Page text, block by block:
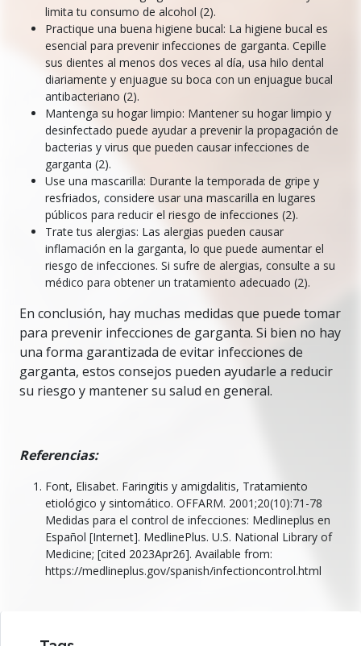
limita tu consumo de alcohol (2).
Practique una buena higiene bucal: La higiene bucal es
esencial para prevenir infecciones de garganta. Cepille
sus dientes al menos dos veces al día, usa hilo dental
diariamente y enjuague su boca con un enjuague bucal
antibacteriano (2).
Mantenga su hogar limpio: Mantener su hogar limpio y
desinfectado puede ayudar a prevenir la propagación de
bacterias y virus que pueden causar infecciones de
garganta (2).
Use una mascarilla: Durante la temporada de gripe y
resfriados, considere usar una mascarilla en lugares
públicos para reducir el riesgo de infecciones (2).
Trate tus alergias: Las alergias pueden causar
inflamación en la garganta, lo que puede aumentar el
riesgo de infecciones. Si sufre de alergias, consulte a su
médico para obtener un tratamiento adecuado (2).
En conclusión, hay muchas medidas que puede tomar
para prevenir infecciones de garganta. Si bien no hay
una forma garantizada de evitar infecciones de
garganta, estos consejos pueden ayudarle a reducir
su riesgo y mantener su salud en general.
Referencias:
Font, Elisabet. Faringitis y amigdalitis, Tratamiento
etiológico y sintomático. OFFARM. 2001;20(10):71-78
Medidas para el control de infecciones: Medlineplus en
Español [Internet]. MedlinePlus. U.S. National Library of
Medicine; [cited 2023Apr26]. Available from:
https://medlineplus.gov/spanish/infectioncontrol.html